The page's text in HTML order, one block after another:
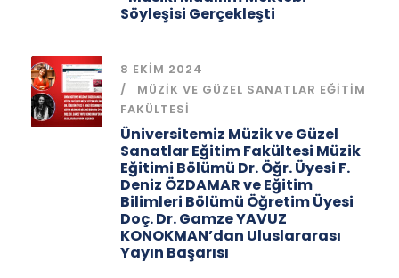
Söyleşisi Gerçekleşti
8 EKIM 2024
MÜZIK VE GÜZEL SANATLAR EĞITIM
FAKÜLTESI
Üniversitemiz Müzik ve Güzel
Sanatlar Eğitim Fakültesi Müzik
Eğitimi Bölümü Dr. Öğr. Üyesi F.
Deniz ÖZDAMAR ve Eğitim
Bilimleri Bölümü Öğretim Üyesi
Doç. Dr. Gamze YAVUZ
KONOKMAN’dan Uluslararası
Yayın Başarısı